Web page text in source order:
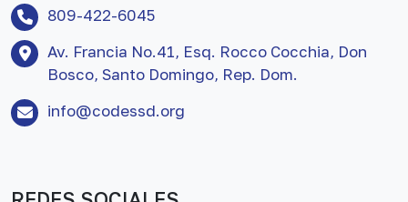
809-422-6045
Av. Francia No.41, Esq. Rocco Cocchia, Don
Bosco, Santo Domingo, Rep. Dom.
info@codessd.org